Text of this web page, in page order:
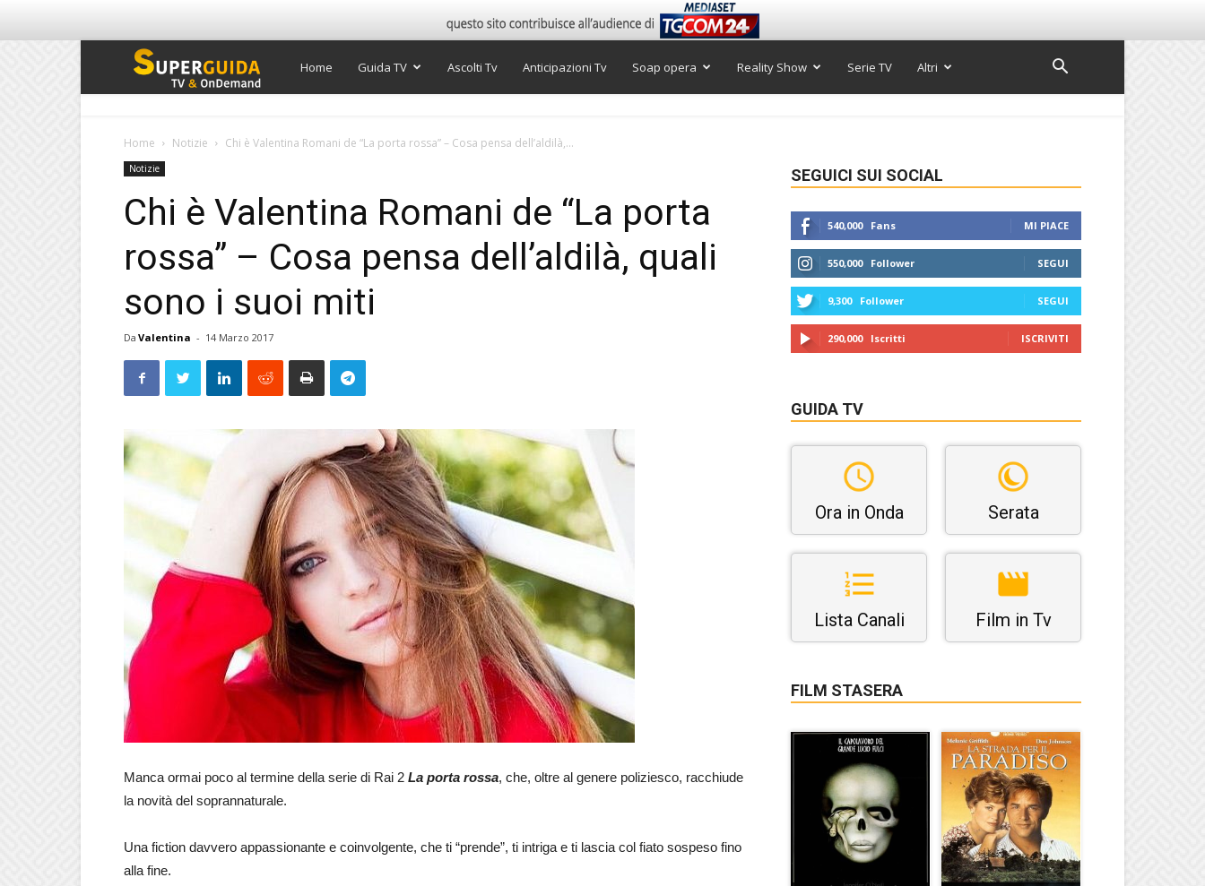
Super
Home Guida TV Ascolti Tv Anticipazioni Tv Soap opera Reality Show Serie TV Altri
Home Notizie Chi è Valentina Romani de “La porta rossa” – Cosa pensa dell’aldilà,...
Notizie
Chi è Valentina Romani de “La porta
rossa” – Cosa pensa dell’aldilà, quali
sono i suoi miti
Da Valentina - 14 Marzo 2017
Manca ormai poco al termine della serie di Rai 2 La porta rossa, che, oltre al genere poliziesco, racchiude
la novità del soprannaturale.
Una fiction davvero appassionante e coinvolgente, che ti “prende”, ti intriga e ti lascia col fiato sospeso fino
alla fine.
SEGUICI SUI SOCIAL
540,000 Fans MI PIACE
550,000 Follower SEGUI
9,300 Follower SEGUI
290,000 Iscritti ISCRIVITI
GUIDA TV
Ora in Onda Serata
Lista Canali Film in Tv
FILM STASERA